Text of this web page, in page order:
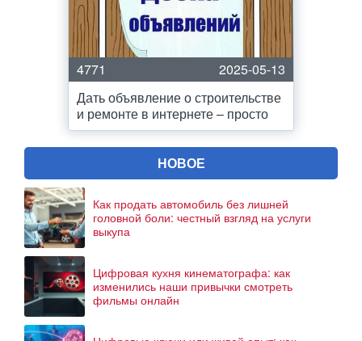
4771
2025-05-13
Дать объявление о строительстве
и ремонте в интернете – просто
НОВОЕ
Как продать автомобиль без лишней
головной боли: честный взгляд на услуги
выкупа
Цифровая кухня кинематографа: как
изменились наши привычки смотреть
фильмы онлайн